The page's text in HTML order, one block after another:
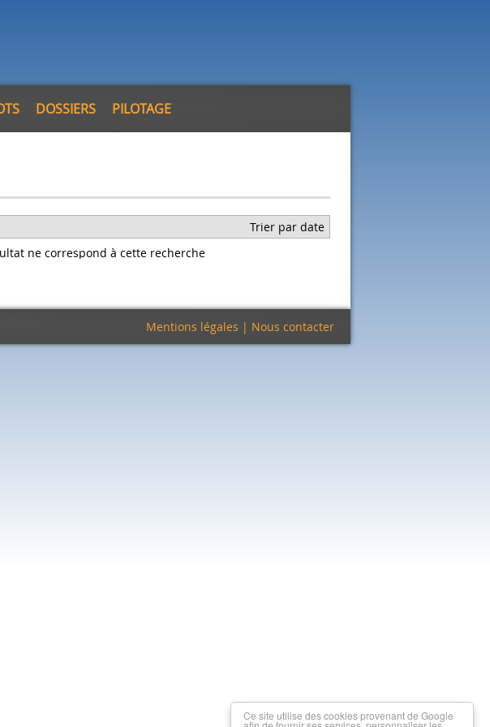
DOSSIERS PILOTAGE
Trier par date
ne correspond à cette recherche
Mentions légales | Nous contacter
Ce site utilise des cookies provenant de Google